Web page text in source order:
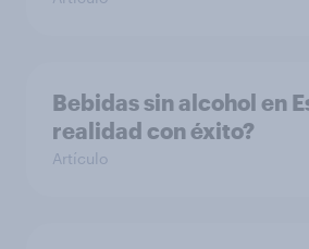
Bebidas sin alcohol en
realidad con éxito?
Artículo